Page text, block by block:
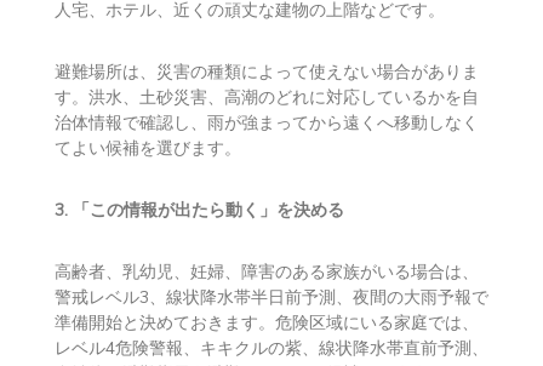
2. 避難先を2つ決める
避難先は、第一候補と第二候補を決めます。第一候補は
指定緊急避難場所や安全な親戚宅、第二候補は高台の知
人宅、ホテル、近くの頑丈な建物の上階などです。
避難場所は、災害の種類によって使えない場合がありま
す。洪水、土砂災害、高潮のどれに対応しているかを自
てよい候補を選びます。
3. 「この情報が出たら動く」を決める